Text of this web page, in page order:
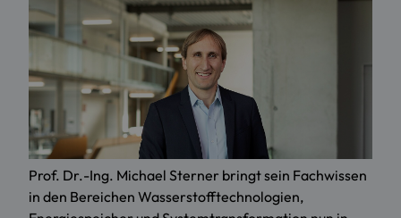
Prof. Dr.-Ing. Michael Sterner bringt sein Fachwissen
in den Bereichen Wasserstofftechnologien,